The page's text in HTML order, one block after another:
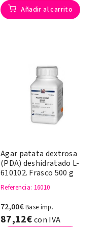
Añadir al carrito
Agar patata dextrosa
(PDA) deshidratado L-
610102. Frasco 500 g
Referencia: 16010
72,00€Base imp.
87,12€con IVA